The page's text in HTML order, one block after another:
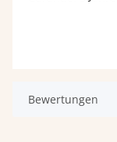
Bewertungen